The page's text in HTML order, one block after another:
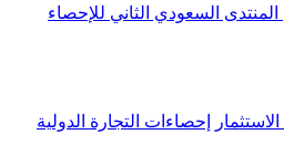
المنتدى السعودي الثاني للإحصاء
إحصاءات التجارة الدولية